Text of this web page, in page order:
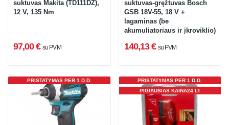
suktuvas Makita (TD111DZ),
12 V, 135 Nm
97,00 € su PVM
suktuvas-gręžtuvas Bosch
GSB 18V-55, 18 V +
lagaminas (be
akumuliatoriaus ir įkroviklio)
140,13 € su PVM
PRISTATYMAS PER 1 D.D.
PIGIAUSIAS KAINA24.LT
PRISTATYMAS PER 1 D.D.